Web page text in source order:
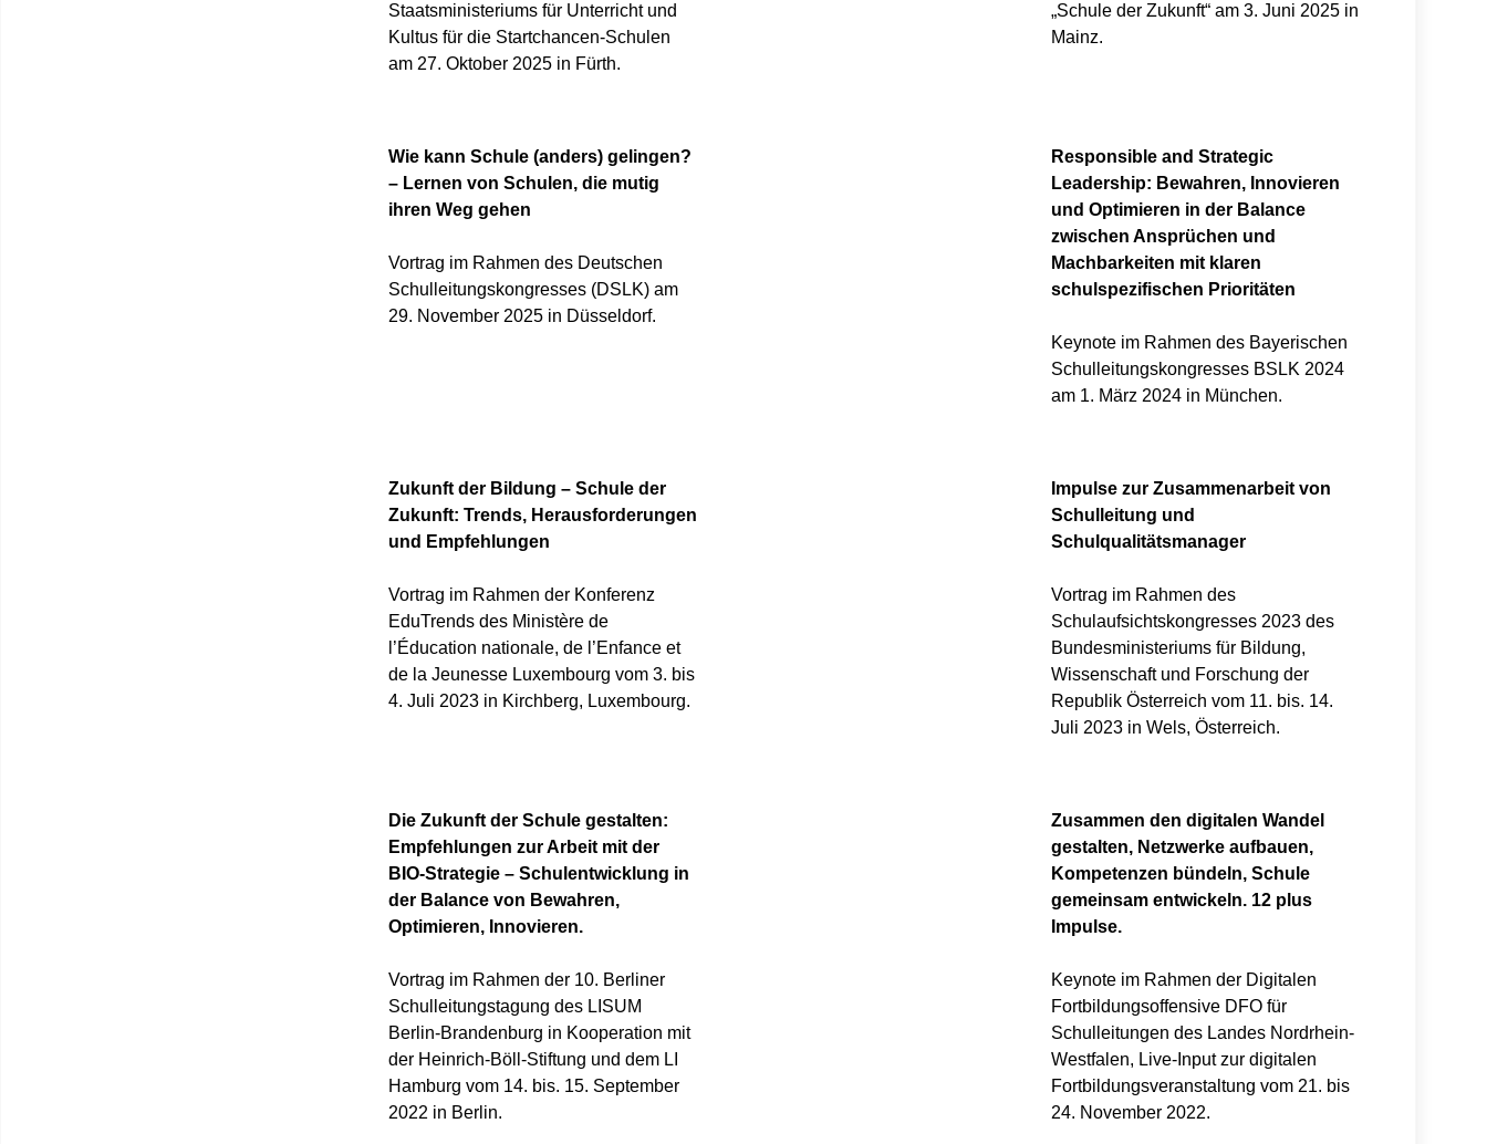
Staatsministeriums für Unterricht und
Kultus für die Startchancen-Schulen
am 27. Oktober 2025 in Fürth.
„Schule der Zukunft“ am 3. Juni 2025 in
Mainz.
Wie kann Schule (anders) gelingen?
– Lernen von Schulen, die mutig
ihren Weg gehen
Vortrag im Rahmen des Deutschen
Schulleitungskongresses (DSLK) am
29. November 2025 in Düsseldorf.
Responsible and Strategic
Leadership: Bewahren, Innovieren
und Optimieren in der Balance
zwischen Ansprüchen und
Machbarkeiten mit klaren
schulspezifischen Prioritäten
Keynote im Rahmen des Bayerischen
Schulleitungskongresses BSLK 2024
am 1. März 2024 in München.
Zukunft der Bildung – Schule der
Zukunft: Trends, Herausforderungen
und Empfehlungen
Vortrag im Rahmen der Konferenz
EduTrends des Ministère de
l’Éducation nationale, de l’Enfance et
de la Jeunesse Luxembourg vom 3. bis
4. Juli 2023 in Kirchberg, Luxembourg.
Impulse zur Zusammenarbeit von
Schulleitung und
Schulqualitätsmanager
Vortrag im Rahmen des
Schulaufsichtskongresses 2023 des
Bundesministeriums für Bildung,
Wissenschaft und Forschung der
Republik Österreich vom 11. bis. 14.
Juli 2023 in Wels, Österreich.
Die Zukunft der Schule gestalten:
Empfehlungen zur Arbeit mit der
BIO-Strategie – Schulentwicklung in
der Balance von Bewahren,
Optimieren, Innovieren.
Vortrag im Rahmen der 10. Berliner
Schulleitungstagung des LISUM
Berlin-Brandenburg in Kooperation mit
der Heinrich-Böll-Stiftung und dem LI
Hamburg vom 14. bis. 15. September
2022 in Berlin.
Zusammen den digitalen Wandel
gestalten, Netzwerke aufbauen,
Kompetenzen bündeln, Schule
gemeinsam entwickeln. 12 plus
Impulse.
Keynote im Rahmen der Digitalen
Fortbildungsoffensive DFO für
Schulleitungen des Landes Nordrhein-
Westfalen, Live-Input zur digitalen
Fortbildungsveranstaltung vom 21. bis
24. November 2022.